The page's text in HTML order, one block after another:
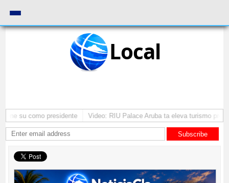
Local
su como presidente Video: RIU Palace Aruba ta eleva turismo
Subscribe